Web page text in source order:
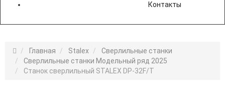
Контакты
Главная Stalex
Сверлильные станки
Сверлильные станки Модельный ряд 2025
Станок сверлильный STALEX DP-32F/T